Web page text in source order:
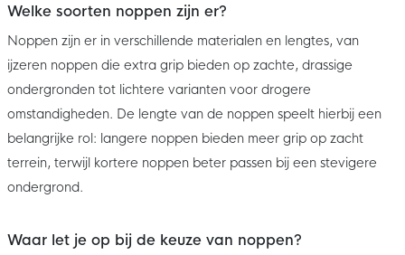
Welke soorten noppen zijn er?
Noppen zijn er in verschillende materialen en lengtes, van
ijzeren noppen die extra grip bieden op zachte, drassige
ondergronden tot lichtere varianten voor drogere
omstandigheden. De lengte van de noppen speelt hierbij een
belangrijke rol: langere noppen bieden meer grip op zacht
terrein, terwijl kortere noppen beter passen bij een stevigere
ondergrond.
Waar let je op bij de keuze van noppen?